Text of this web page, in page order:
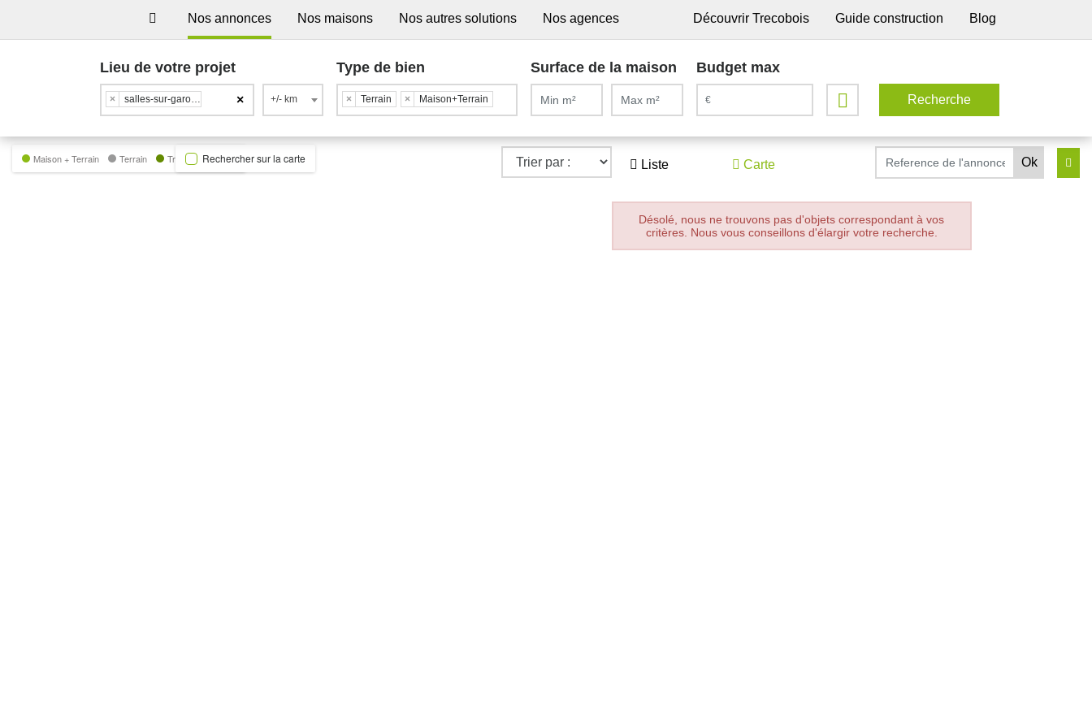
Nos annonces Nos maisons Nos autres solutions Nos agences Découvrir Trecobois Guide construction Blog
Lieu de votre projet
×
× salles-sur-garonne +/- km
Type de bien
× Terrain × Maison+Terrain
Surface de la maison Budget max
Liste Carte
Maison + Terrain Terrain Trecobat GreenRechercher sur la carte
Désolé, nous ne trouvons pas d'objets correspondant à vos
critères. Nous vous conseillons d'élargir votre recherche.